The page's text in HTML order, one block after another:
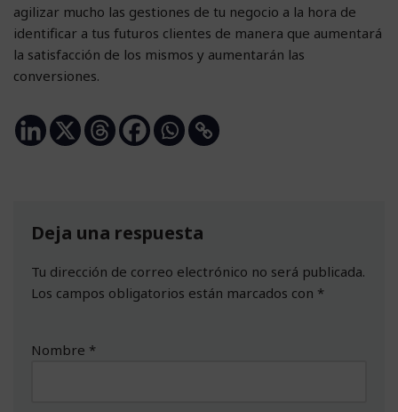
agilizar mucho las gestiones de tu negocio a la hora de
identificar a tus futuros clientes de manera que aumentará
la satisfacción de los mismos y aumentarán las
conversiones.
Deja una respuesta
Tu dirección de correo electrónico no será publicada.
Los campos obligatorios están marcados con *
Nombre *